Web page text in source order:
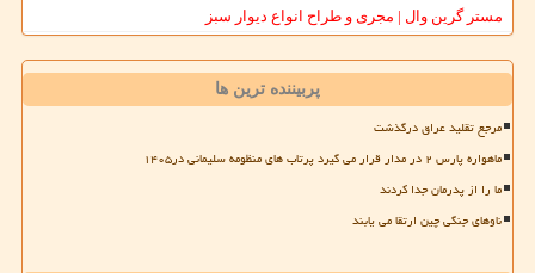
مستر گرین وال | مجری و طراح انواع دیوار سبز
پربیننده ترین ها
مرجع تقلید عراق درگذشت
ماهواره پارس ۲ در مدار قرار می گیرد پرتاب های منظومه سلیمانی در۱۴۰۵
ما را از پدرمان جدا کردند
ناوهای جنگی چین ارتقا می یابند